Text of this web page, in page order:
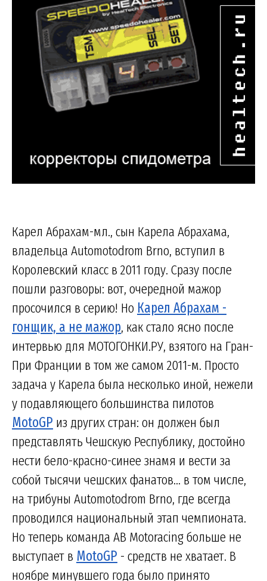
Карел Абрахам-мл., сын Карела Абрахама,
владельца Automotodrom Brno, вступил в
Королевский класс в 2011 году. Сразу после
пошли разговоры: вот, очередной мажор
просочился в серию! Но Карел Абрахам -
гонщик, а не мажор, как стало ясно после
интервью для МОТОГОНКИ.РУ, взятого на Гран-
При Франции в том же самом 2011-м. Просто
задача у Карела была несколько иной, нежели
у подавляющего большинства пилотов
MotoGP из других стран: он должен был
представлять Чешскую Республику, достойно
нести бело-красно-синее знамя и вести за
собой тысячи чешских фанатов... в том числе,
на трибуны Automotodrom Brno, где всегда
проводился национальный этап чемпионата.
Но теперь команда AB Motoracing больше не
выступает в MotoGP - средств не хватает. В
ноябре минувшего года было принято